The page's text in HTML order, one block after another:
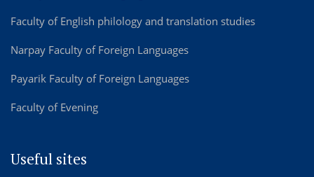
Faculty of English philology and translation studies
Narpay Faculty of Foreign Languages
Payarik Faculty of Foreign Languages
Faculty of Evening
Useful sites